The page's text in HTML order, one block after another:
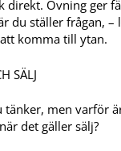
direkt. Övning ger
du ställer frågan, –
komma till ytan.
SÄLJ
tänker, men varför
det gäller sälj?